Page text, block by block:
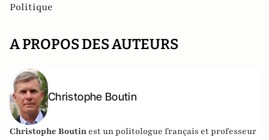
Politique
A PROPOS DES AUTEURS
Christophe Boutin
Christophe Boutin est un politologue français et professeur